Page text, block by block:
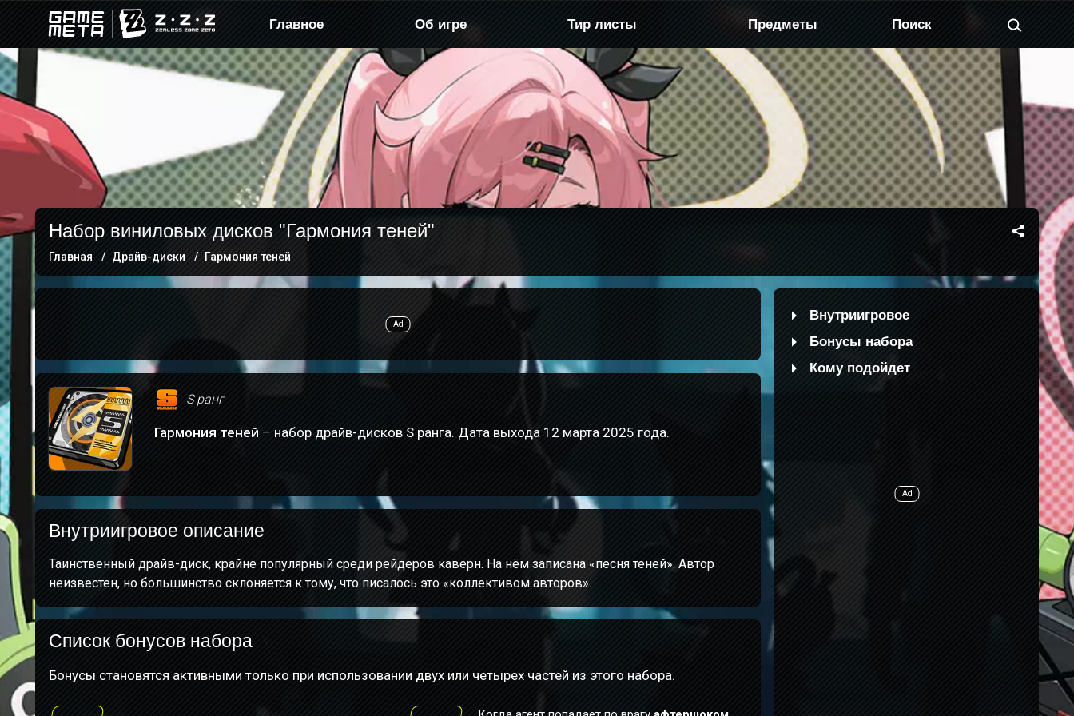
Главное Об игре Тир листы Предметы
Набор виниловых дисков "Гармония теней"
Главная Драйв-диски Гармония теней
S ранг
Гармония теней – набор драйв-дисков S ранга. Дата выхода 12 марта 2025 года.
Внутриигровое описание
Таинственный драйв-диск, крайне популярный среди рейдеров каверн. На нём записана «песня теней». Автор
неизвестен, но большинство склоняется к тому, что писалось это «коллективом авторов».
Список бонусов набора
Бонусы становятся активными только при использовании двух или четырех частей из этого набора.
Внутриигровое
Бонусы набора
Кому подойдет